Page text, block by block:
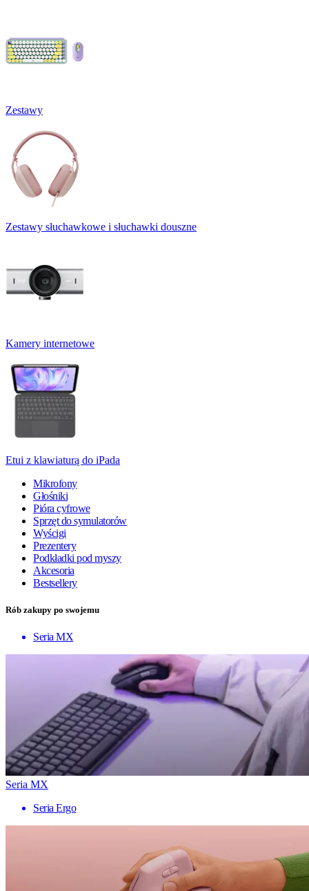
Zestawy
Zestawy słuchawkowe i słuchawki douszne
Kamery internetowe
Etui z klawiaturą do iPada
Mikrofony
Głośniki
Pióra cyfrowe
Sprzęt do symulatorów
Wyścigi
Prezentery
Podkładki pod myszy
Akcesoria
Bestsellery
Rób zakupy po swojemu
Seria MX
Seria MX
Seria Ergo